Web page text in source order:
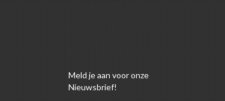
Meldje aan voor onze
Nieuwsbrief!